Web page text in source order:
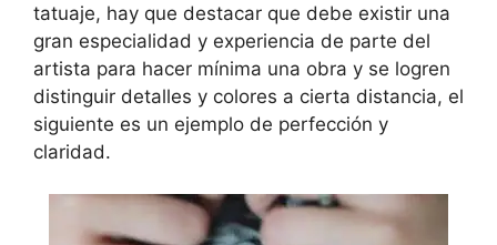
tatuaje, hay que destacar que debe existir una
gran especialidad y experiencia de parte del
artista para hacer mínima una obra y se logren
distinguir detalles y colores a cierta distancia, el
siguiente es un ejemplo de perfección y
claridad.